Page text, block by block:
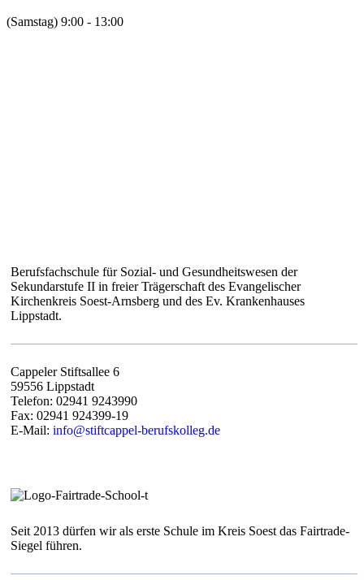
(Samstag) 9:00 - 13:00
Berufsfachschule für Sozial- und Gesundheitswesen der
Sekundarstufe II in freier Trägerschaft des Evangelischer
Kirchenkreis Soest-Arnsberg und des Ev. Krankenhauses
Lippstadt.
Cappeler Stiftsallee 6
59556 Lippstadt
Telefon: 02941 9243990
Fax: 02941 924399-19
E-Mail: info@stiftcappel-berufskolleg.de
Seit 2013 dürfen wir als erste Schule im Kreis Soest das Fairtrade-
Siegel führen.